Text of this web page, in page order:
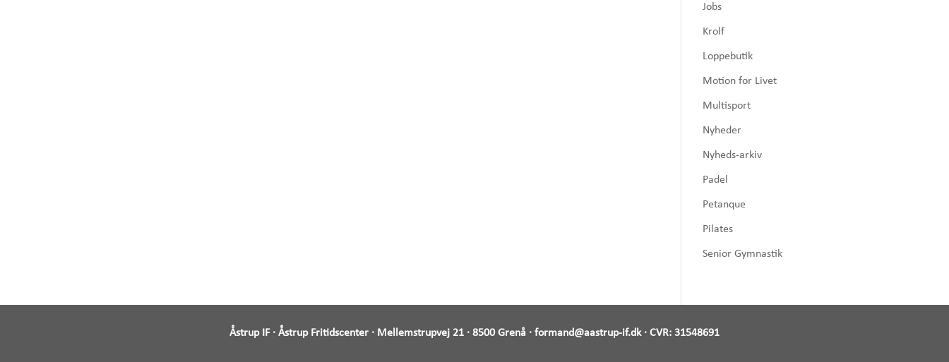
Jobs
Krolf
Loppebutik
Motion for Livet
Multisport
Nyheder
Nyheds-arkiv
Padel
Petanque
Pilates
Senior Gymnastik
Åstrup IF · Åstrup Fritidscenter · Mellemstrupvej 21 · 8500 Grenå · formand@aastrup-if.dk· CVR: 31548691